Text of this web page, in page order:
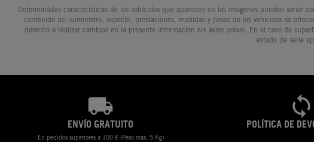
Determinadas características de los vehículos que aparecen en las imágenes pueden variar
contenido del suministro, aspecto, prestaciones, medidas y pesos de los vehículos se
derecho a realizar cambios en la presente información sin aviso previo. En el caso de
estado de serie
ENVÍO GRATUITO
En pedidos superiores a 100 € (Peso máx. 5 Kg)
POLÍTICA DE